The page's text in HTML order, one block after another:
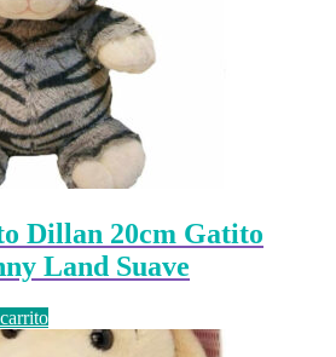
Dillan 20cm Gatito
Land Suave